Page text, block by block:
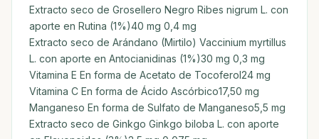
Extracto seco de Grosellero Negro Ribes nigrum L. con
aporte en Rutina (1%)40 mg 0,4 mg
Extracto seco de Arándano (Mirtilo) Vaccinium myrtillus
L. con aporte en Antocianidinas (1%)30 mg 0,3 mg
Vitamina E En forma de Acetato de Tocoferol24 mg
Vitamina C En forma de Ácido Ascórbico17,50 mg
Manganeso En forma de Sulfato de Manganeso5,5 mg
Extracto seco de Ginkgo Ginkgo biloba L. con aporte